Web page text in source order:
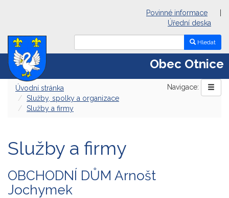
Povinné informace
Úřední deska
Hledat
Obec Otnice
Navigace:
Úvodní stránka
Služby, spolky a organizace
Služby a firmy
Služby a firmy
OBCHODNÍ DŮM Arnošt
Jochymek